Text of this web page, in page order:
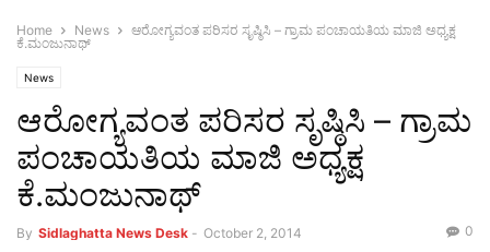
Home News
ಆರೋಗ್ಯವಂತ ಪರಿಸರ ಸೃಷ್ಠಿಸಿ – ಗ್ರಾಮ ಪಂಚಾಯತಿಯ ಮಾಜಿ ಅಧ್ಯಕ್ಷ
ಕೆ.ಮಂಜುನಾಥ್
News
ಆರೋಗ್ಯವಂತ ಪರಿಸರ ಸೃಷ್ಠಿಸಿ – ಗ್ರಾಮ
ಪಂಚಾಯತಿಯ ಮಾಜಿ ಅಧ್ಯಕ್ಷ
ಕೆ.ಮಂಜುನಾಥ್
By Sidlaghatta News Desk - October 2, 2014 0